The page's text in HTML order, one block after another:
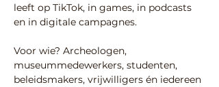
leeft op TikTok, in games, in podcasts
en in digitale campagnes.
Voor wie? Archeologen,
museummedewerkers, studenten,
beleidsmakers, vrijwilligers én iedereen